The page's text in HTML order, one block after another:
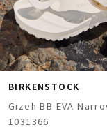
BIRKENSTOCK
Gizeh BB EVA
1031366